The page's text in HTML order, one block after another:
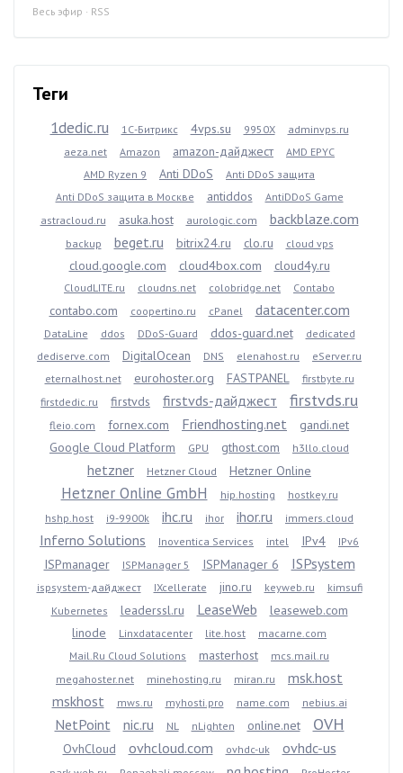
Весь эфир · RSS
Теги
1dedic.ru 1С-Битрикс 4vps.su 9950X
adminvps.ru
aeza.net
Amazon amazon-дайджест
AMD EPYC
AMD Ryzen 9
Anti DDoS
Anti DDoS защита
Anti DDoS защита в Москве
antiddos
AntiDDoS Game
astracloud.ru
asuka.host aurologic.com backblaze.com
backup beget.ru bitrix24.ru clo.ru cloud vps
cloud.google.com cloud4box.com cloud4y.ru
CloudLITE.ru cloudns.net colobridge.net Contabo
contabo.com coopertino.ru cPanel datacenter.com
DataLine ddos DDoS-Guard ddos-guard.net
dedicated
dediserve.com
DigitalOcean DNS elenahost.ru
eServer.ru
eternalhost.net
eurohoster.org FASTPANEL
firstbyte.ru
firstdedic.ru
firstvds firstvds-дайджест firstvds.ru
fleio.com fornex.com Friendhosting.net
gandi.net
Google Cloud Platform
GPU gthost.com h3llo.cloud
hetzner Hetzner Cloud Hetzner Online
Hetzner Online GmbH hip.hosting
hostkey.ru
hshp.host
i9-9900k ihc.ru ihor ihor.ru immers.cloud
Inferno Solutions Inoventica Services intel IPv4 IPv6
ISPmanager ISPManager 5 ISPManager 6 ISPsystem
ispsystem-дайджест IXcellerate jino.ru keyweb.ru
kimsufi
Kubernetes
leaderssl.ru LeaseWeb
leaseweb.com
linode
Linxdatacenter lite.host
macarne.com
Mail.Ru Cloud Solutions
masterhost
mcs.mail.ru
megahoster.net
minehosting.ru miran.ru
msk.host
mskhost
mws.ru myhosti.pro name.com nebius.ai
NetPoint nic.ru NL nLighten online.net OVH
OvhCloud ovhcloud.com ovhdc-uk ovhdc-us